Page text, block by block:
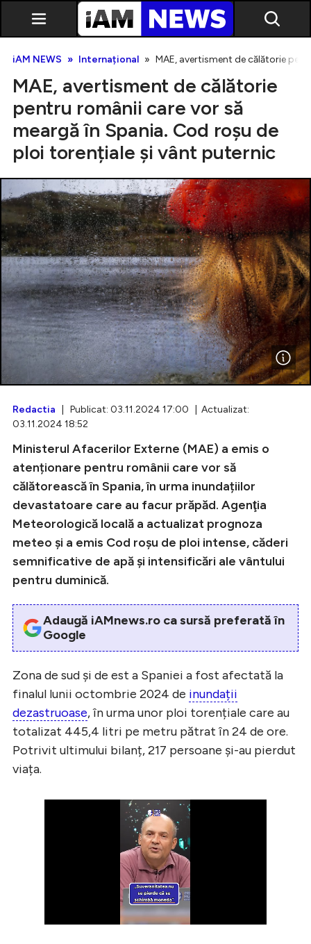
Exclusiv
Intră în cont
Creează cont
iAM NEWS Internațional MAE, avertisment de călătorie
MAE, avertisment de călătorie
pentru românii care vor să
meargă în Spania. Cod roșu de
ploi torențiale și vânt puternic
Redactia | Publicat: 03.11.2024 17:00 | Actualizat:
03.11.2024 18:52
Ministerul Afacerilor Externe (MAE) a emis o
atenționare pentru românii care vor să
călătorească în Spania, în urma inundațiilor
devastatoare care au facur prăpăd. Agenţia
Meteorologică locală a actualizat prognoza
meteo și a emis Cod roșu de ploi intense, căderi
semnificative de apă şi intensificări ale vântului
pentru duminică.
Adaugă iAMnews.ro ca sursă preferată în
Google
Zona de sud și de est a Spaniei a fost afectată la
finalul lunii octombrie 2024 de inundații
dezastruoase, în urma unor ploi torențiale care au
totalizat 445,4 litri pe metru pătrat în 24 de ore.
Potrivit ultimului bilanț, 217 persoane și-au pierdut
viața.